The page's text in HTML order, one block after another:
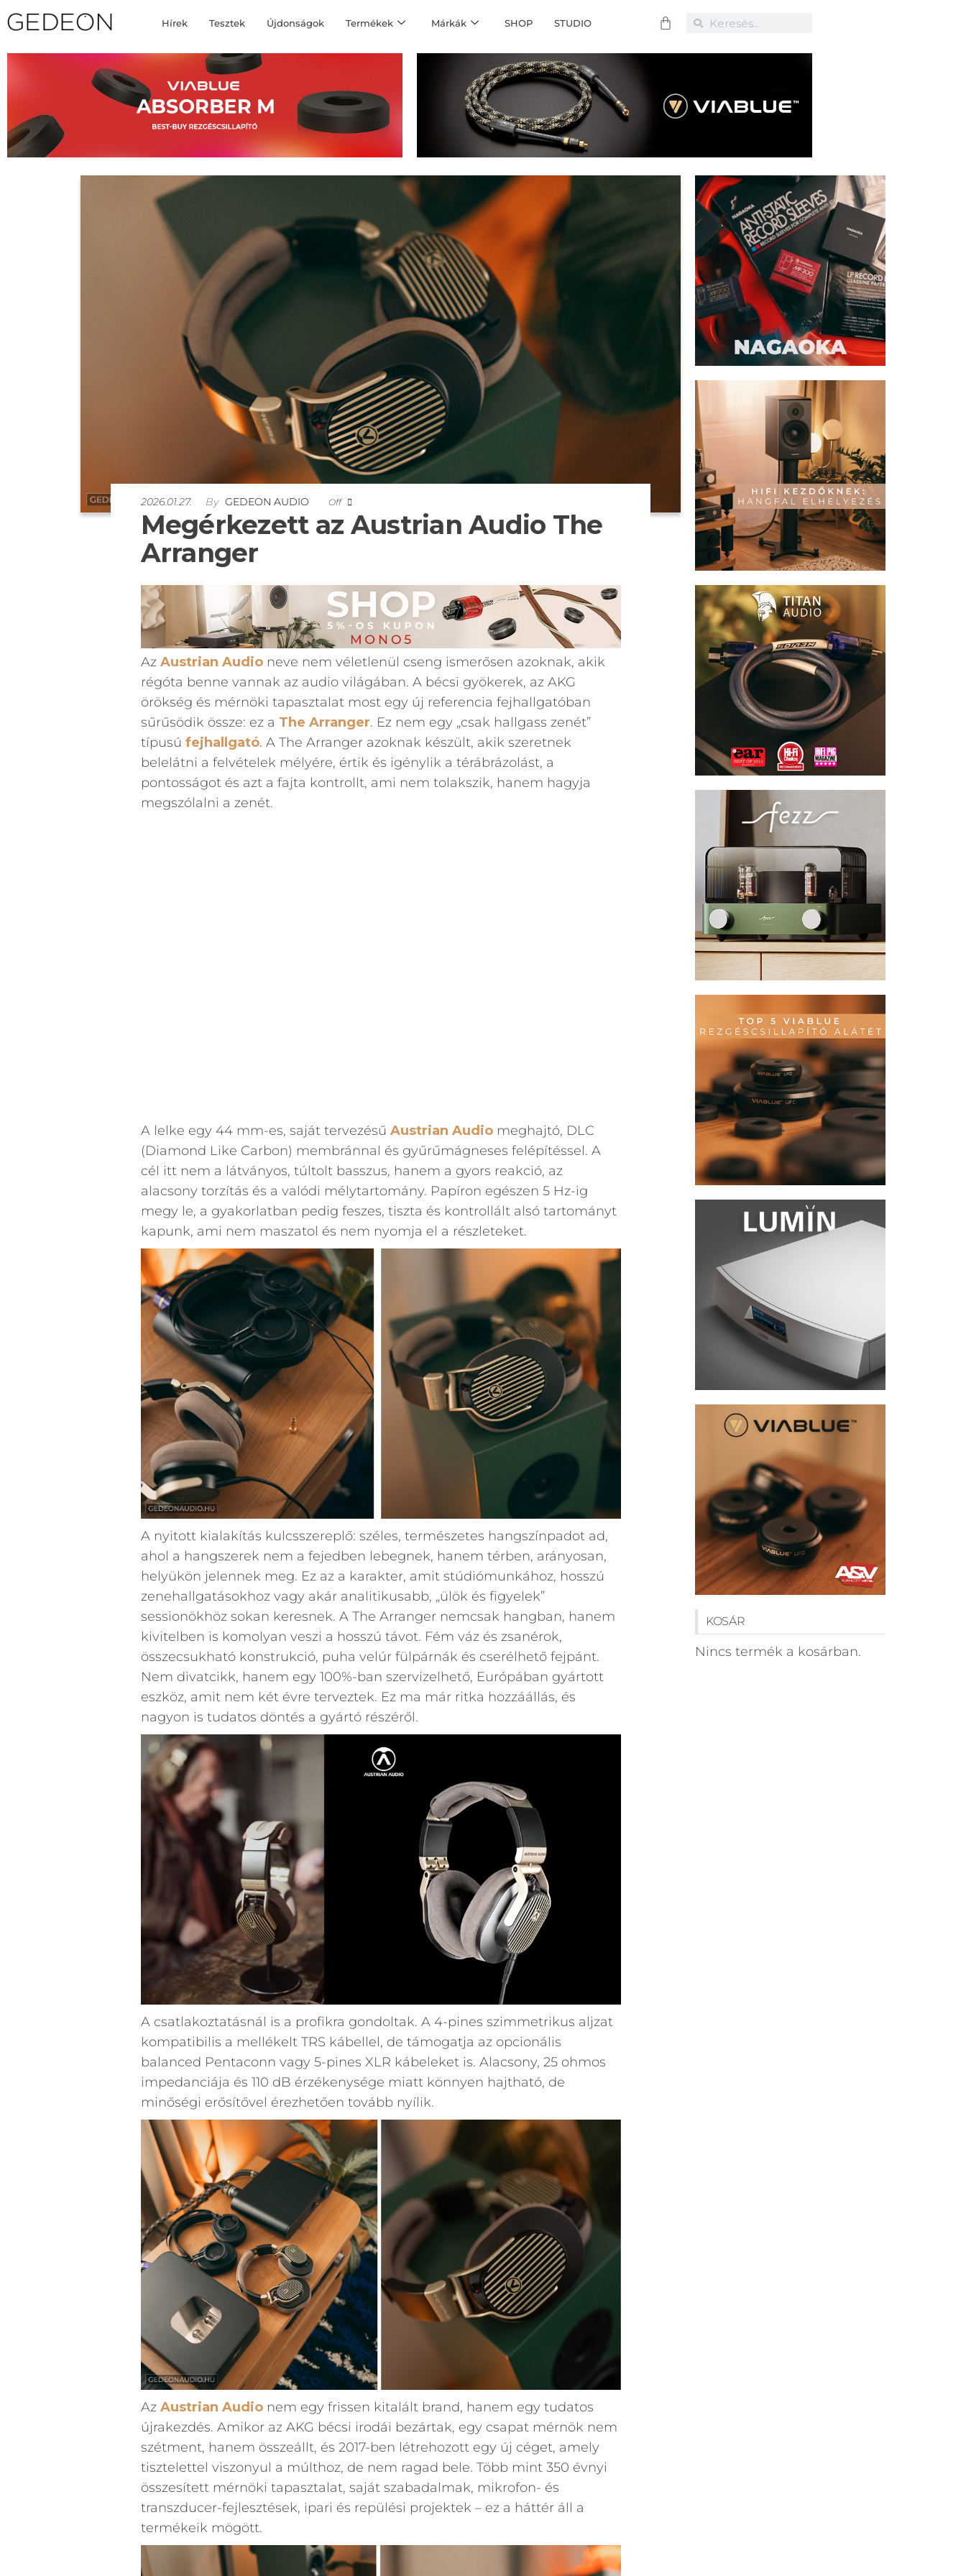
Hírek Tesztek Újdonságok Termékek Márkák SHOP STUDIO
2026.01.27. By GEDEON AUDIO Off
Megérkezett az Austrian Audio The
Arranger
Az Austrian Audioneve nem véletlenül cseng ismerősen azoknak, akik
régóta benne vannak az audio világában. A bécsi gyökerek, az AKG
örökség és mérnöki tapasztalat most egy új referencia fejhallgatóban
sűrűsödik össze: ez a The Arranger. Ez nem egy „csak hallgass zenét”
típusú fejhallgató. A The Arranger azoknak készült, akik szeretnek
belelátni a felvételek mélyére, értik és igénylik a térábrázolást, a
pontosságot és azt a fajta kontrollt, ami nem tolakszik, hanem hagyja
megszólalni a zenét.
A lelke egy 44 mm-es, saját tervezésű Austrian Audiomeghajtó, DLC
(Diamond Like Carbon) membránnal és gyűrűmágneses felépítéssel. A
cél itt nem a látványos, túltolt basszus, hanem a gyors reakció, az
alacsony torzítás és a valódi mélytartomány. Papíron egészen 5 Hz-ig
megy le, a gyakorlatban pedig feszes, tiszta és kontrollált alsó tartományt
kapunk, ami nem maszatol és nem nyomja el a részleteket.
A nyitott kialakítás kulcsszereplő: széles, természetes hangszínpadot ad,
ahol a hangszerek nem a fejedben lebegnek, hanem térben, arányosan,
helyükön jelennek meg. Ez az a karakter, amit stúdiómunkához, hosszú
zenehallgatásokhoz vagy akár analitikusabb, „ülök és figyelek”
sessionökhöz sokan keresnek. A The Arranger nemcsak hangban, hanem
kivitelben is komolyan veszi a hosszú távot. Fém váz és zsanérok,
összecsukható konstrukció, puha velúr fülpárnák és cserélhető fejpánt.
Nem divatcikk, hanem egy 100%-ban szervizelhető, Európában gyártott
eszköz, amit nem két évre terveztek. Ez ma már ritka hozzáállás, és
nagyon is tudatos döntés a gyártó részéről.
A csatlakoztatásnál is a profikra gondoltak. A 4-pines szimmetrikus aljzat
kompatibilis a mellékelt TRS kábellel, de támogatja az opcionális
balanced Pentaconn vagy 5-pines XLR kábeleket is. Alacsony, 25 ohmos
impedanciája és 110 dB érzékenysége miatt könnyen hajtható, de
minőségi erősítővel érezhetően tovább nyílik.
Az Austrian Audionem egy frissen kitalált brand, hanem egy tudatos
újrakezdés. Amikor az AKG bécsi irodái bezártak, egy csapat mérnök nem
szétment, hanem összeállt, és 2017-ben létrehozott egy új céget, amely
tisztelettel viszonyul a múlthoz, de nem ragad bele. Több mint 350 évnyi
összesített mérnöki tapasztalat, saját szabadalmak, mikrofon- és
transzducer-fejlesztések, ipari és repülési projektek – ez a háttér áll a
termékeik mögött.
KOSÁR
Nincs termék a kosárban.